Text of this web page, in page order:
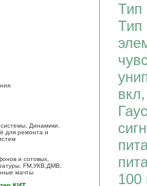
Динамики,
для ремонта и
и сотовых,
FM,УКВ,ДМВ,
мачты
Тип
Тип
100